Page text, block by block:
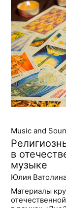
Music and
в
музыке
Юлия
Материалы